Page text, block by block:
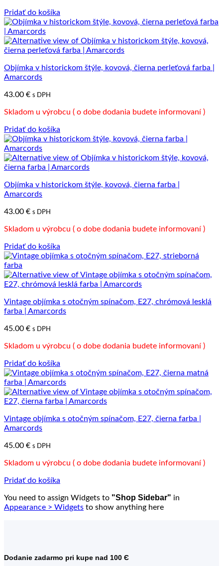
Pridať do košíka
Objímka v historickom štýle, kovová, čierna perleťová farba |
Amarcords
43.00 € s DPH
Skladom u výrobcu ( o dobe dodania budete informovaní )
Pridať do košíka
Objímka v historickom štýle, kovová, čierna farba |
Amarcords
43.00 € s DPH
Skladom u výrobcu ( o dobe dodania budete informovaní )
Pridať do košíka
Vintage objímka s otočným spínačom, E27, chrómová lesklá
farba | Amarcords
45.00 € s DPH
Skladom u výrobcu ( o dobe dodania budete informovaní )
Pridať do košíka
Vintage objímka s otočným spínačom, E27, čierna farba |
Amarcords
45.00 € s DPH
Skladom u výrobcu ( o dobe dodania budete informovaní )
Pridať do košíka
You need to assign Widgets to "Shop Sidebar" in
Appearance > Widgets to show anything here
Dodanie zadarmo pri kupe nad 100 Є